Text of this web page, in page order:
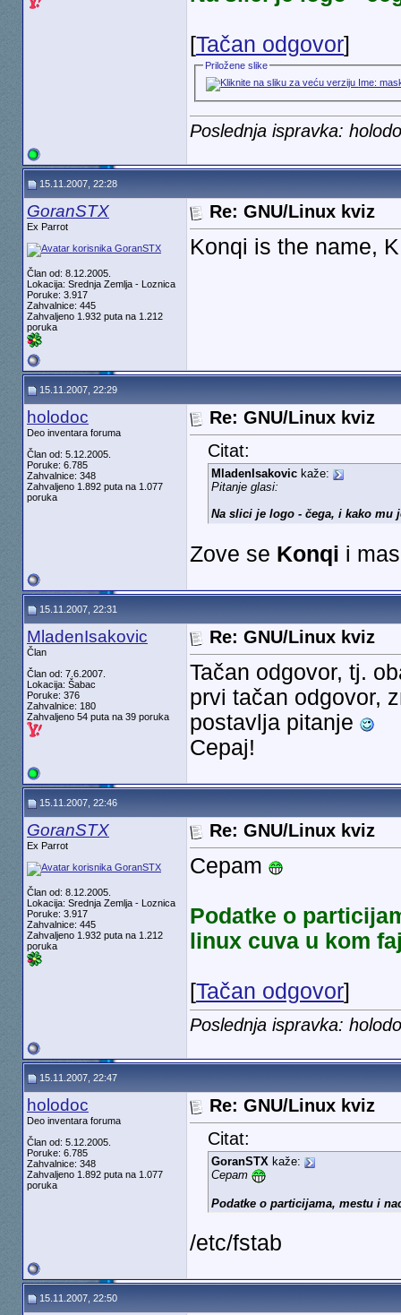
[Tačan odgovor]
Priložene slike
Poslednja ispravka:
15.11.2007, 22:28
GoranSTX
Ex Parrot
Član od: 8.12.2005.
Lokacija: Srednja Zemlja - Loznica
Poruke: 3.917
Zahvalnice: 445
Zahvaljeno 1.932 puta na 1.212
poruka
Re: GNU/Linux kviz
Konqi is the name,
15.11.2007, 22:29
holodoc
Deo inventara foruma
Član od: 5.12.2005.
Poruke: 6.785
Zahvalnice: 348
Zahvaljeno 1.892 puta na 1.077
poruka
Re: GNU/Linux kviz
Citat:
MladenIsakovickaže:
Pitanje glasi:
Na slici je logo - čega, i kako mu
Zove se Konqi i
15.11.2007, 22:31
MladenIsakovic
Član
Član od: 7.6.2007.
Lokacija: Šabac
Poruke: 376
Zahvalnice: 180
Zahvaljeno 54 puta na 39 poruka
Re: GNU/Linux kviz
Tačan odgovor, tj.
prvi tačan odgovor,
postavlja pitanje
Cepaj!
15.11.2007, 22:46
GoranSTX
Ex Parrot
Član od: 8.12.2005.
Lokacija: Srednja Zemlja - Loznica
Poruke: 3.917
Zahvalnice: 445
Zahvaljeno 1.932 puta na 1.212
poruka
Re: GNU/Linux kviz
Cepam
Podatke o
linux cuva u kom
[Tačan odgovor]
Poslednja ispravka:
15.11.2007, 22:47
holodoc
Deo inventara foruma
Član od: 5.12.2005.
Poruke: 6.785
Zahvalnice: 348
Zahvaljeno 1.892 puta na 1.077
poruka
Re: GNU/Linux kviz
Citat:
GoranSTXkaže:
Cepam
Podatke o particijama, mestu i
/etc/fstab
15.11.2007, 22:50